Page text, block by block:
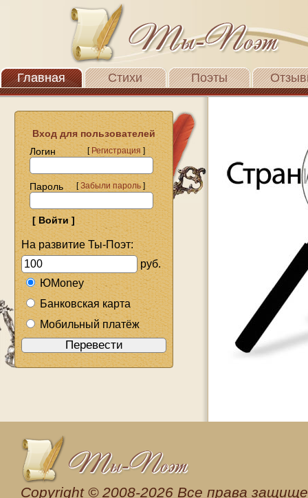
Главная Стихи Поэты
Вход для пользователей
Логин
[Регистрация]
Пароль [Забыли пароль]
На развитие Ты-Поэт:
руб.
ЮMoney
Банковская карта
Мобильный платёж
Сopyright © 2008-2026 Все права